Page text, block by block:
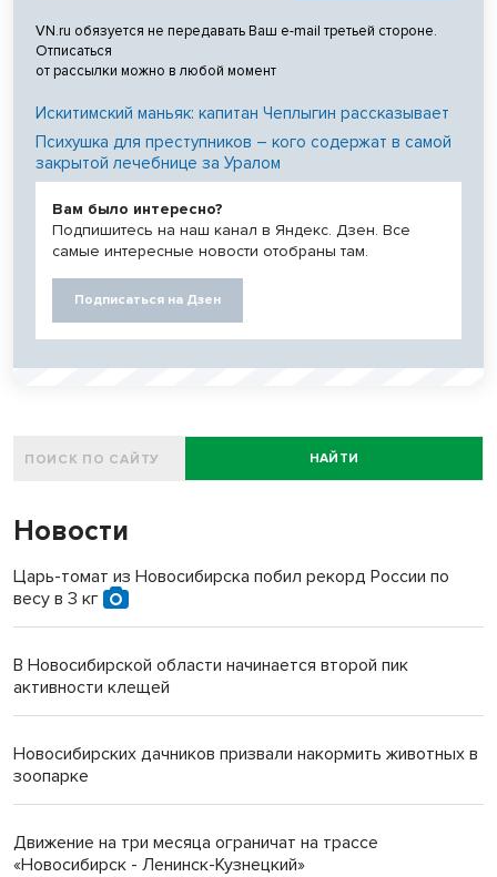
VN.ru обязуется не передавать Ваш e-mail третьей стороне.
Отписаться
от рассылки можно в любой момент
Искитимский маньяк: капитан Чеплыгин рассказывает
Психушка для преступников – кого содержат в самой
закрытой лечебнице за Уралом
Вам было интересно?
Подпишитесь на наш канал в Яндекс. Дзен. Все
самые интересные новости отобраны там.
Подписаться на Дзен
НАЙТИ
Новости
Царь-томат из Новосибирска побил рекорд России по
весу в 3 кг
В Новосибирской области начинается второй пик
активности клещей
Новосибирских дачников призвали накормить животных в
зоопарке
Движение на три месяца ограничат на трассе
«Новосибирск - Ленинск-Кузнецкий»